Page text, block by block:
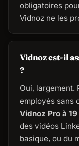
obligatoires
Vidnoz ne les
Vidnoz est-il
?
Oui, largement.
employés sans
Vidnoz Pro à
des vidéos
basique, ou du